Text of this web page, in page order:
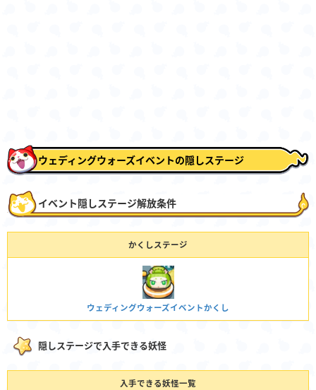
ウェディングウォーズイベントの隠しステージ
イベント隠しステージ解放条件
かくしステージ
ウェディングウォーズイベントかくし
隠しステージで入手できる妖怪
入手できる妖怪一覧